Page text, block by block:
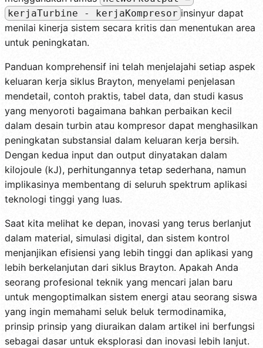
kerjaTurbine - kerjaKompresor insinyur dapat
menilai kinerja sistem secara kritis dan menentukan area
untuk peningkatan.
Panduan komprehensif ini telah menjelajahi setiap aspek
keluaran kerja siklus Brayton, menyelami penjelasan
mendetail, contoh praktis, tabel data, dan studi kasus
yang menyoroti bagaimana bahkan perbaikan kecil
dalam desain turbin atau kompresor dapat menghasilkan
peningkatan substansial dalam keluaran kerja bersih.
Dengan kedua input dan output dinyatakan dalam
kilojoule (kJ), perhitungannya tetap sederhana, namun
implikasinya membentang di seluruh spektrum aplikasi
teknologi tinggi yang luas.
Saat kita melihat ke depan, inovasi yang terus berlanjut
dalam material, simulasi digital, dan sistem kontrol
menjanjikan efisiensi yang lebih tinggi dan aplikasi yang
lebih berkelanjutan dari siklus Brayton. Apakah Anda
seorang profesional teknik yang mencari jalan baru
untuk mengoptimalkan sistem energi atau seorang siswa
yang ingin memahami seluk beluk termodinamika,
prinsip prinsip yang diuraikan dalam artikel ini berfungsi
sebagai dasar untuk eksplorasi dan inovasi lebih lanjut.